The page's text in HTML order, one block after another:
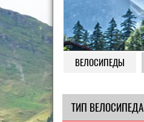
ВЕЛОСИПЕДЫ
ТИП ВЕЛОСИПЕДА